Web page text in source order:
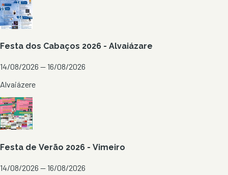
Festa dos Cabaços 2026 - Alvaiázare
14/08/2026 — 16/08/2026
Alvaiázere
Festa de Verão 2026 - Vimeiro
14/08/2026 — 16/08/2026